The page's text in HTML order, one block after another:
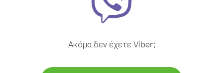
Ακόμα δεν έχετε Viber;